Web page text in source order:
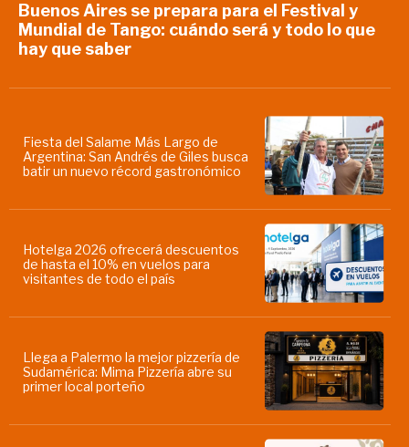
Buenos Aires se prepara para el Festival y
Mundial de Tango: cuándo será y todo lo que
hay que saber
Fiesta del Salame Más Largo de
Argentina: San Andrés de Giles busca
batir un nuevo récord gastronómico
Hotelga 2026 ofrecerá descuentos
de hasta el 10% en vuelos para
visitantes de todo el país
Llega a Palermo la mejor pizzería de
Sudamérica: Mima Pizzería abre su
primer local porteño